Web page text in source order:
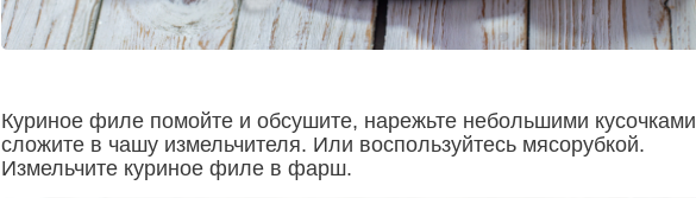
Куриное филе помойте и обсушите, нарежьте небольшими
сложите в чашу измельчителя. Или воспользуйтесь мясорубкой.
Измельчите куриное филе в фарш.